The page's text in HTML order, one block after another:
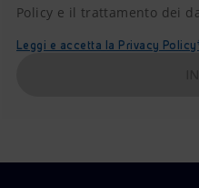
Policy e il trattamento dei
Leggi e accetta la Privacy